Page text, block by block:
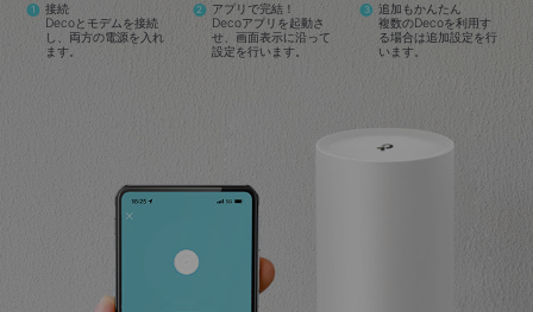
1
接続
Decoとモデムを接続
し、両方の電源を入れ
ます。
2
アプリで完結！
Decoアプリを起動さ
せ、画面表示に沿って
設定を行います。
3
追加もかんたん
複数のDecoを利用す
る場合は追加設定を行
います。